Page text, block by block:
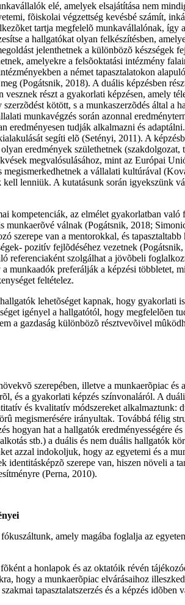
elé, amelyek elsajátítása nem
fõiskolai végzettség kevésbé számít,
tartja megfelelõ munkavállalónak,
a hallgatókat olyan felkészítésben,
jelenthetnek a különbözõ készségek
amelyekre a felsõoktatási intézmény
a német tapasztalatokon
(Pogátsnik, 2018). A duális képzésben
részt a gyakorlati képzésen, amely
kötött, s a munkaszerzõdés által
munkavégzés során azonnal
tudják alkalmazni és
segíti elõ (Setényi, 2011). A
eredmények születhetnek
megvalósulásához, mint az Európai
a vállalati kultúrával
lenniük. A kutatásunk során igyekszünk
kompetenciák, az elmélet gyakorlatban
munkaerõvé válnak (Pogátsnik, 2018;
szerepe van a mentorokkal, és
pozitív fejlõdéséhez vezetnek
referenciaként szolgálhat a jövõbeli
munkaadók preferálják a képzési
feltételez.
lehetõséget kapnak, hogy
igényel a hallgatótól, hogy megfelelõen
a gazdaság különbözõ résztvevõivel
szerepében, illetve a munkaerõpiac
és a gyakorlati képzés színvonaláról. A
és kvalitatív módszereket
megismerésére irányultak. Továbbá félig
hogyan hat a hallgatók eredményességére
stb.) a duális és nem duális hallgatók
azzal indokoljuk, hogy az egyetemi és a
identitásképzõ szerepe van, hiszen növeli
(Perna, 2010).
amely magába foglalja az
a honlapok és az oktatóik révén
hogy a munkaerõpiac elvárásaihoz
tapasztalatszerzés és a képzés